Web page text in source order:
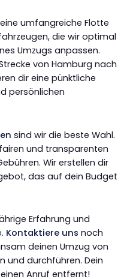
umfangreiche Flotte
die wir optimal
Umzugs anpassen.
von Hamburg nach
dir eine pünktliche
persönlichen
sind wir die beste Wahl.
und transparenten
Wir erstellen dir
das auf dein Budget
Erfahrung und
Kontaktiere uns noch
deinen Umzug von
und durchführen. Dein
Anruf entfernt!